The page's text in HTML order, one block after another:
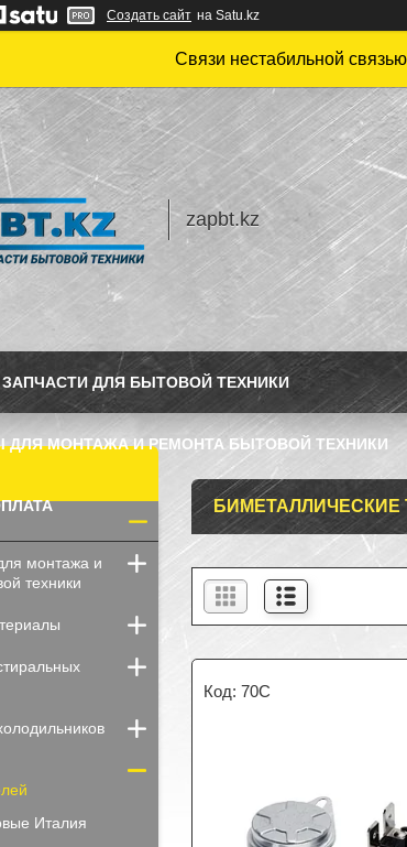
Создать сайт на Satu.kz
Связи нестабильной
zapbt.kz
ЗАПЧАСТИ ДЛЯ БЫТОВОЙ ТЕХНИКИ
ДЛЯ МОНТАЖА И РЕМОНТА БЫТОВОЙ ТЕХНИКИ
БИМЕТАЛЛИЧЕСКИЕ
70C
монтажа и
техники
Италия